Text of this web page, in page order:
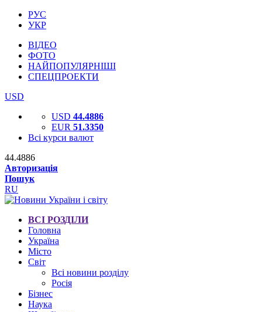
РУС
УКР
ВІДЕО
ФОТО
НАЙПОПУЛЯРНІШІ
СПЕЦПРОЕКТИ
USD
USD 44.4886
EUR 51.3350
Всі курси валют
44.4886
Авторизація
Пошук
RU
ВСІ РОЗДІЛИ
Головна
Україна
Місто
Світ
Всі новини розділу
Росія
Бізнес
Наука